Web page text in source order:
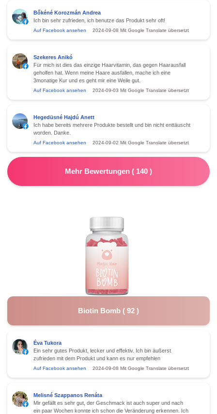
Bőkéné Korozmán Andrea
Ich bin sehr zufrieden, ich benutze das Produkt sehr oft!
Auf Facebook ansehen 2024-09-08 Mit Google Translate übersetzt
Szekeres Anikó
Für mich ist dies das einzige Haarvitamin, das gegen Haarausfall
geholfen hat. Wenn meine Haare ausfallen, mache ich eine
3monatige Kur und es geht mir eine Weile gut.
Auf Facebook ansehen 2024-09-03 Mit Google Translate übersetzt
Hegedüsné Hajdú Anett
Ich habe bereits mehrere Produkte bestellt und bin nicht enttäuscht
worden. Danke.
Auf Facebook ansehen 2024-09-02 Mit Google Translate übersetzt
Mehr Bewertungen ( 140 )
Biotin Bomb ( 92 )
Éva Tukora
Ein sehr gutes Produkt, lecker und effektiv. Ich bin äußerst
zufrieden mit dem Produkt und kann es nur empfehlen
Auf Facebook ansehen 2024-09-08 Mit Google Translate übersetzt
Melisné Szappanos Renáta
Mir gefällt es sehr gut, der Geschmack ist auch super und nach
ein paar Wochen konnte ich schon die Veränderung erkennen. Ich